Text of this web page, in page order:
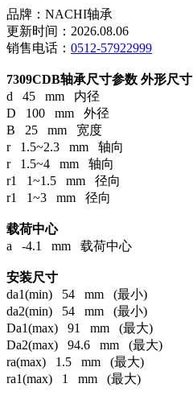
品牌：NACHI轴承
更新时间：2026.08.06
销售电话： 0512-57922999
7309CDB轴承尺寸参数 外形尺寸
d 45 mm 内径
D 100 mm 外径
B 25 mm 宽度
r 1.5~2.3 mm 轴向
r 1.5~4 mm 轴向
r1 1~1.5 mm 径向
r1 1~3 mm 径向
载荷中心
a -4.1 mm 载荷中心
安装尺寸
da1(min) 54 mm (最小)
da2(min) 54 mm (最小)
Da1(max) 91 mm (最大)
Da2(max) 94.6 mm (最大)
ra(max) 1.5 mm (最大)
ra1(max) 1 mm (最大)